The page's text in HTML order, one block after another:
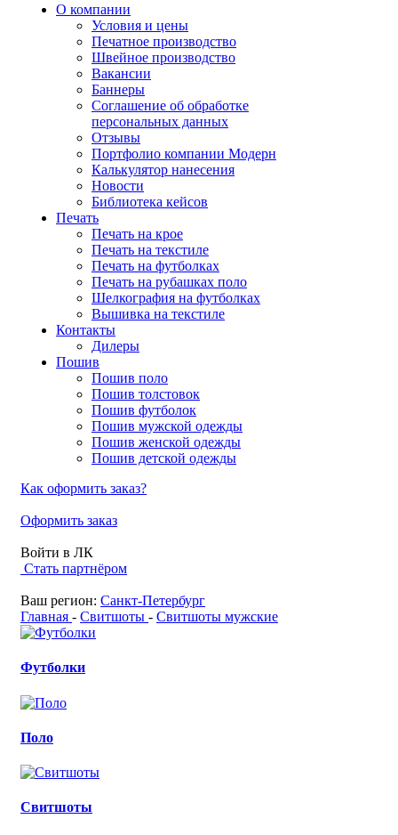
О компании
Условия и цены
Печатное производство
Швейное производство
Вакансии
Баннеры
Соглашение об обработке
персональных данных
Отзывы
Портфолио компании Модерн
Калькулятор нанесения
Новости
Библиотека кейсов
Печать
Печать на крое
Печать на текстиле
Печать на футболках
Печать на рубашках поло
Шелкография на футболках
Вышивка на текстиле
Контакты
Дилеры
Пошив
Пошив поло
Пошив толстовок
Пошив футболок
Пошив мужской одежды
Пошив женской одежды
Пошив детской одежды
Как оформить заказ?
Оформить заказ
Войти в ЛК
Стать партнёром
Ваш регион: Санкт-Петербург
Главная - Свитшоты - Свитшоты мужские
Футболки
Поло
Свитшоты